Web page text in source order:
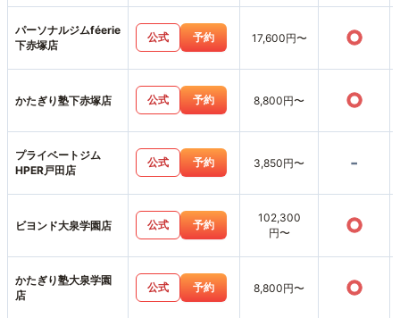
パーソナルジムféerie
下赤塚店
公式 予約 17,600円〜 ○
かたぎり塾下赤塚店 公式 予約 8,800円〜 ○
プライベートジム
HPER戸田店
公式 予約 3,850円〜 -
ビヨンド大泉学園店 公式 予約
102,300
円〜
○
かたぎり塾大泉学園
店
公式 予約 8,800円〜 ○